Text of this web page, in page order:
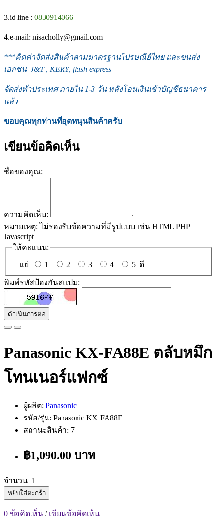
3.id line : 0830914066
4.e-mail: nisacholly@gmail.com
***คิดค่าจัดส่งสินค้าตามมาตรฐานไปรษณีย์ไทย และขนส่ง
เอกชน J&T , KERY, flash express
จัดส่งทั่วประเทศ ภายใน 1-3 วัน หลังโอนเงินเข้าบัญชีธนาคาร
แล้ว
ขอบคุณทุกท่านที่อุดหนุนสินค้าครับ
เขียนข้อคิดเห็น
ชื่อของคุณ:
ความคิดเห็น:
หมายเหตุ: ไม่รองรับข้อความที่มีรูปแบบ เช่น HTML PHP
Javascript
ให้คะแนน:
แย่ 1 2 3 4 5 ดี
พิมพ์รหัสป้องกันสแปม:
ดำเนินการต่อ
Panasonic KX-FA88E ตลับหมึก
โทนเนอร์แฟกซ์
ผู้ผลิต: Panasonic
รหัส/รุ่น: Panasonic KX-FA88E
สถานะสินค้า: 7
฿1,090.00 บาท
จำนวน
หยิบใส่ตะกร้า
0 ข้อคิดเห็น / เขียนข้อคิดเห็น